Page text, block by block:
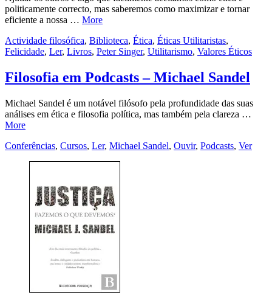
politicamente correcto, mas saberemos como maximizar e tornar
eficiente a nossa … More
Actividade filosófica, Biblioteca, Ética, Éticas Utilitaristas,
Felicidade, Ler, Livros, Peter Singer, Utilitarismo, Valores Éticos
Filosofia em Podcasts – Michael Sandel
Michael Sandel é um notável filósofo pela profundidade das suas
análises em ética e filosofia política, mas também pela clareza …
More
Conferências, Cursos, Ler, Michael Sandel, Ouvir, Podcasts, Ver